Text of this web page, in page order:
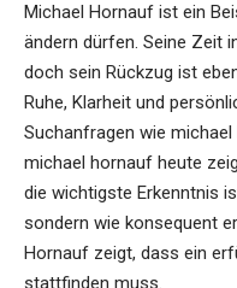
Michael Hornauf ist ein
ändern dürfen. Seine Zeit
doch sein Rückzug ist
Ruhe, Klarheit und
Suchanfragen wie
michael hornauf heute
die wichtigste Erkenntnis
sondern wie konsequent
Hornauf zeigt, dass ein
stattfinden muss.